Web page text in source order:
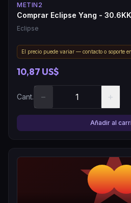
METIN2
Comprar Eclipse Yang -
Eclipse
El precio puede variar — contacto o soporte
10,87 US$
Cant. − +
Añadir al